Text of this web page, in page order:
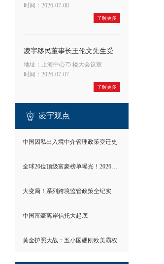
时间：2026-07-08
了解更多
凌宇移民董事长王伦文先生受邀出席申浩法商融合论坛，深度解读 CRS 与税务合规新趋势
地址：上海中心75 楼大会议室
时间：2026-07-07
了解更多
凌宇观点
中国因私出入境中介管理政策变迁史
全球20位顶级富豪榜单曝光！2026世界财富格局彻底洗牌
大变局！系列跨境监管政策全纪实
中国富豪离岸信托大起底
黄金护照大战：五小国硬刚欧美霸权